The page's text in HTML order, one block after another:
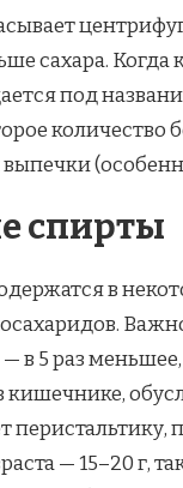
сахара. Когда
под
выпечки
спирты
в
в 5 раз
кишечнике,
— 15–20 г,